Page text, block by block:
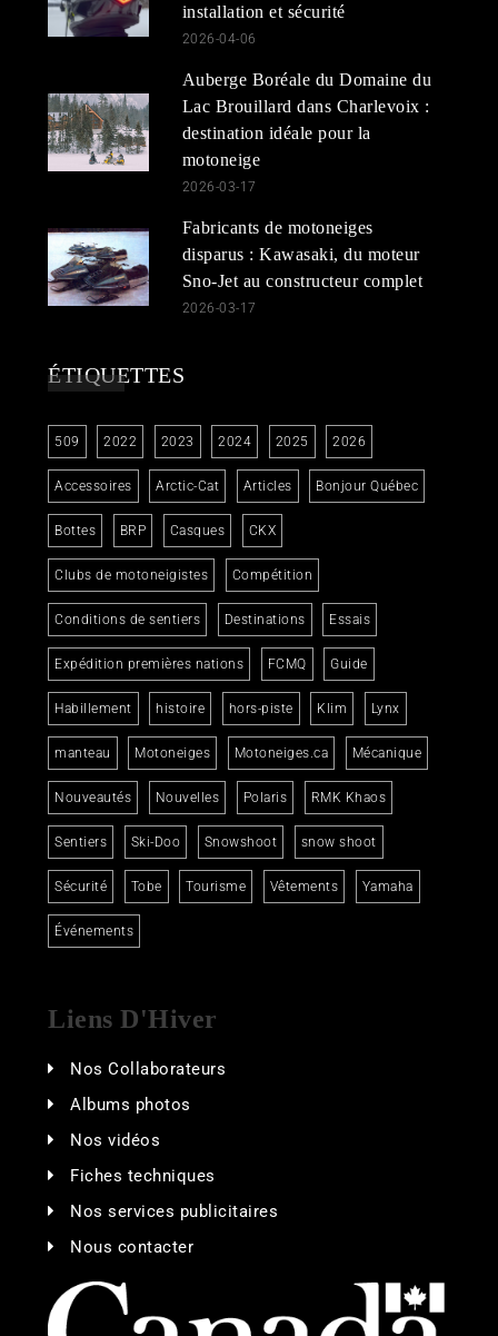
installation et sécurité
2026-04-06
Auberge Boréale du Domaine du
Lac Brouillard dans Charlevoix :
destination idéale pour la
motoneige
2026-03-17
Fabricants de motoneiges
disparus : Kawasaki, du moteur
Sno-Jet au constructeur complet
2026-03-17
ÉTIQUETTES
509 2022 2023 2024 2025 2026
Accessoires Arctic-Cat Articles Bonjour Québec
Bottes BRP Casques CKX
Clubs de motoneigistes Compétition
Conditions de sentiers Destinations Essais
Expédition premières nations FCMQ Guide
Habillement histoire hors-piste Klim Lynx
manteau Motoneiges Motoneiges.ca Mécanique
Nouveautés Nouvelles Polaris RMK Khaos
Sentiers Ski-Doo Snowshoot snow shoot
Sécurité Tobe Tourisme Vêtements Yamaha
Événements
Liens D'Hiver
Nos Collaborateurs
Albums photos
Nos vidéos
Fiches techniques
Nos services publicitaires
Nous contacter